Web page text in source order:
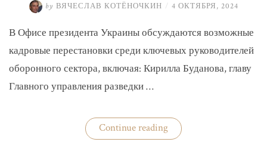
by ВЯЧЕСЛАВ КОТЁНОЧКИН / 4 ОКТЯБРЯ, 2024
В Офисе президента Украины обсуждаются возможные
кадровые перестановки среди ключевых руководителей
оборонного сектора, включая: Кирилла Буданова, главу
Главного управления разведки …
Continue reading«На
Банковой